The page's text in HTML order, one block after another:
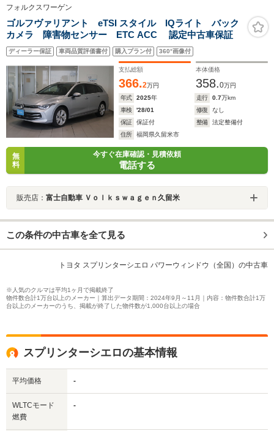
フォルクスワーゲン
ゴルフヴァリアント eTSI スタイル IQライト バック
カメラ 障害物センサー ETC ACC 認定中古車保証
ディーラー保証 車両品質評価書付 購入プラン付 360°画像付
支払総額
366.2万円
本体価格
358.0万円
年式
2025年 走行 0.7万km
車検
'28/01 修復
なし
保証
保証付 整備
法定整備付
住所
福岡県久留米市
無
料
今すぐ在庫確認・見積依頼
電話する
販売店： 富士自動車 Ｖｏｌｋｓｗａｇｅｎ久留米
この条件の中古車を全て見る
トヨタ スプリンターシエロ パワーウィンドウ（全国）の中古車
※人気のクルマは平均1ヶ月で掲載終了
物件数合計1万台以上のメーカー｜算出データ期間：2024年9月～11月｜内容：物件数合計1万
台以上のメーカーのうち、掲載が終了した物件数が1,000台以上の場合
スプリンターシエロの基本情報
平均価格 -
WLTCモード
燃費
-